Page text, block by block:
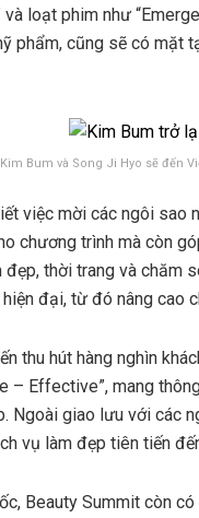
và loạt phim như
phẩm, cũng sẽ có
Bum và Song Ji Hyo sẽ đến
việc mời các ngôi sao
chương trình mà còn
thời trang và chăm
đại, từ đó nâng cao
thu hút hàng nghìn
– Effective”, mang
Ngoài giao lưu với các
vụ làm đẹp tiên tiến
Beauty Summit còn